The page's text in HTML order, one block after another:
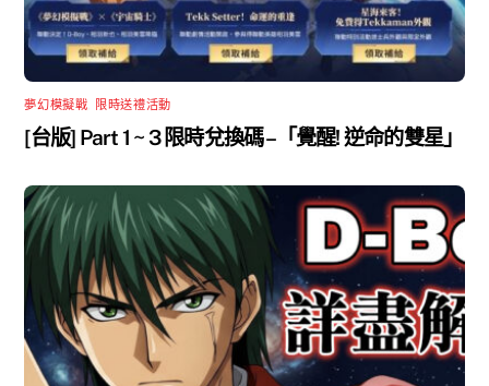
夢幻模擬戰 限時送禮活動
[台版] Part 1 ~ 3 限時兌換碼 –「覺醒! 逆命的雙星」